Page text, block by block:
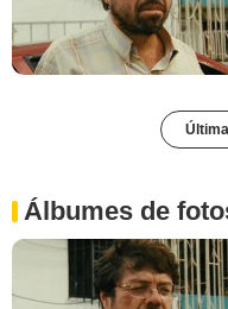
Álbumes de